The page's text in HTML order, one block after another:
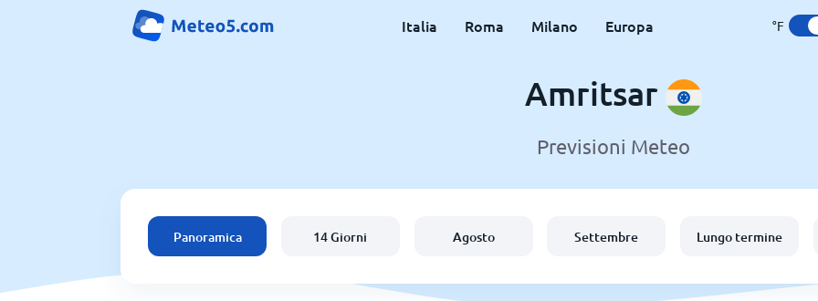
Italia Roma Milano Europa °F
Amritsar
Previsioni Meteo
Panoramica 14 Giorni Agosto Settembre Lungo termine